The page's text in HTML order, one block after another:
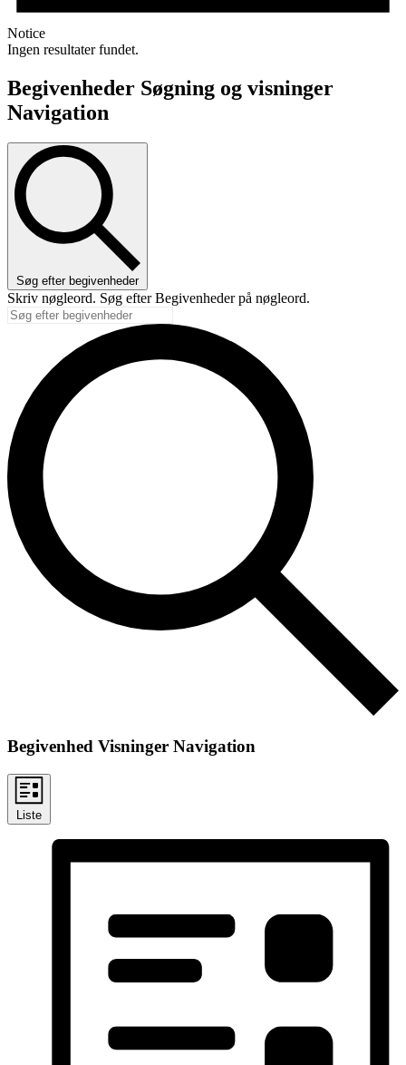
Notice
Ingen resultater fundet.
Begivenheder Søgning og visninger
Navigation
Søg efter begivenheder
Skriv nøgleord. Søg efter Begivenheder på nøgleord.
Begivenhed Visninger Navigation
Liste